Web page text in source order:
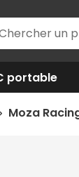
portable
Moza